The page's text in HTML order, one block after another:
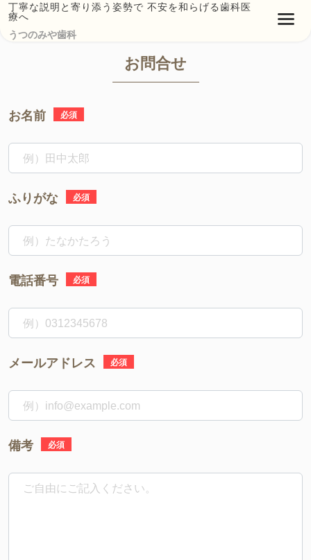
丁寧な説明と寄り添う姿勢で 不安を和らげる歯科医
療へ
うつのみや歯科
お問合せ
お名前 必須
ふりがな 必須
電話番号 必須
メールアドレス 必須
備考 必須